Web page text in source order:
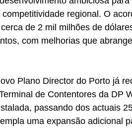
regional. O
de 2 mil milhões de
com melhorias que
Plano Director do Porto já
de Contentores da DP
passando dos actuais
uma expansão adicional